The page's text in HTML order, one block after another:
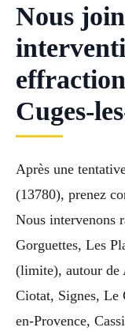
Nous
Cuges-
Après une
(13780), prenez
Nous intervenons
Gorguettes, Les
(limite), autour de
Ciotat, Signes, Le
en-Provence,